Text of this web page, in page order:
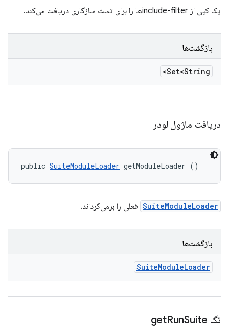
یک کپی از include-filterها را برای تست سازگاری دریافت می‌کند.
بازگشت‌ها
Set<String>
دریافت ماژول لودر
public SuiteModuleLoader getModuleLoader ()
SuiteModuleLoader فعلی را برمی‌گرداند.
بازگشت‌ها
SuiteModuleLoader
تگ get RunSuite